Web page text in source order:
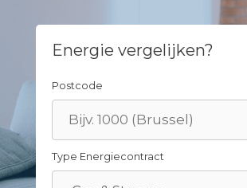
Energie vergelijken?
Postcode
Type Energiecontract